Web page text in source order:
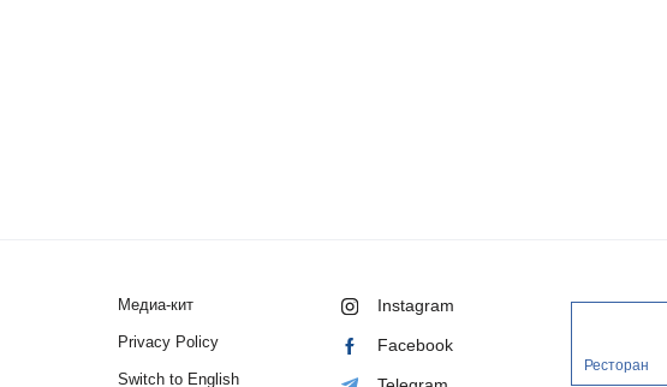
Медиа-кит
Privacy Policy
Switch to English
Instagram
Facebook
Ресторан